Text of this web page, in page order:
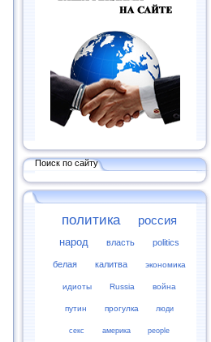
Поиск по сайту
политика россия
народ власть politics
белая калитва экономика
идиоты Russia война
путин прогулка люди
секс америка people